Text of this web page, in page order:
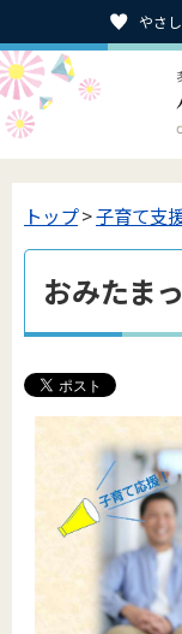
やさ
トップ>子育て支
おみたま